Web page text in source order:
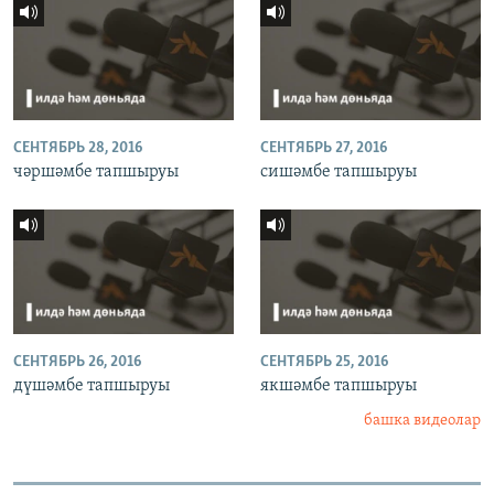
СЕНТЯБРЬ 28, 2016
чәршәмбе тапшыруы
СЕНТЯБРЬ 27, 2016
сишәмбе тапшыруы
СЕНТЯБРЬ 26, 2016
дүшәмбе тапшыруы
СЕНТЯБРЬ 25, 2016
якшәмбе тапшыруы
башка видеолар